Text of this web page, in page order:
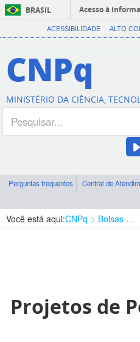
BRASIL
Acesso à
ACESSIBILIDADE ALTO
CNPq
MINISTÉRIO DA CIÊNCIA,
Perguntas frequentes Central de
Você está aqui:CNPq Bolsas e Auxílios Vigentes
Projetos de